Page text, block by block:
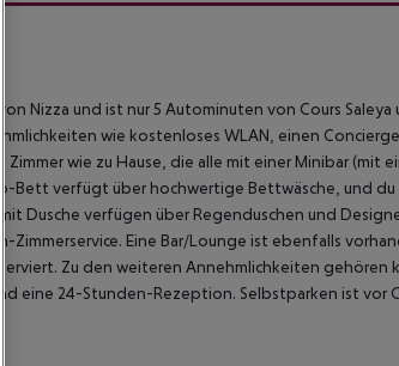
Nizza und ist nur 5 Autominuten von Cours Saleya
wie kostenloses WLAN, einen
wie zu Hause, die alle mit einer Minibar (mit
Bett verfügt über hochwertige Bettwäsche, und
Dusche verfügen über Regenduschen und
Eine Bar/Lounge ist ebenfalls
Zu den weiteren Annehmlichkeiten gehören
eine 24-Stunden-Rezeption. Selbstparken ist vor